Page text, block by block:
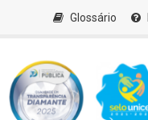
Glossário